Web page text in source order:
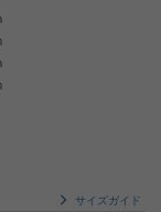
サイズガイド